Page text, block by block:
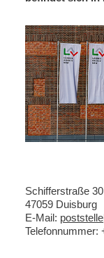
Schifferstraße 30
47059 Duisburg
E-Mail:
Telefonnummer: